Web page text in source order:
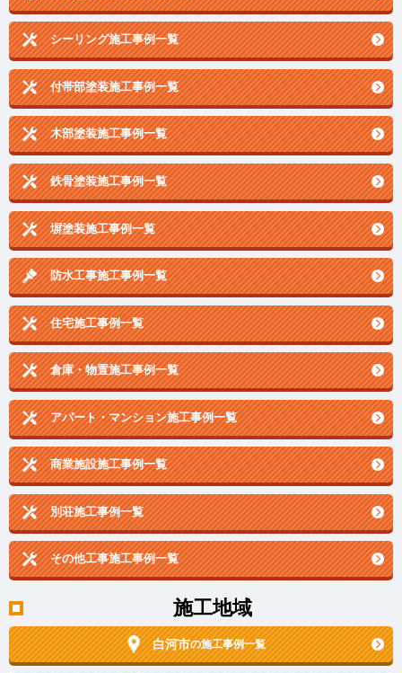
シーリング施工事例一覧
付帯部塗装施工事例一覧
木部塗装施工事例一覧
鉄骨塗装施工事例一覧
塀塗装施工事例一覧
防水工事施工事例一覧
住宅施工事例一覧
倉庫・物置施工事例一覧
アパート・マンション施工事例一覧
商業施設施工事例一覧
別荘施工事例一覧
その他工事施工事例一覧
施工地域
白河市の施工事例一覧